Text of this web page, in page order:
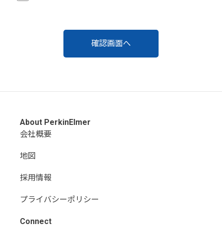
About PerkinElmer
会社概要
地図
採用情報
プライバシーポリシー
Connect